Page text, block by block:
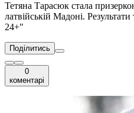
Тетяна Тарасюк стала
латвійській Мадоні.
24+"
Поділитись
0
коментарі